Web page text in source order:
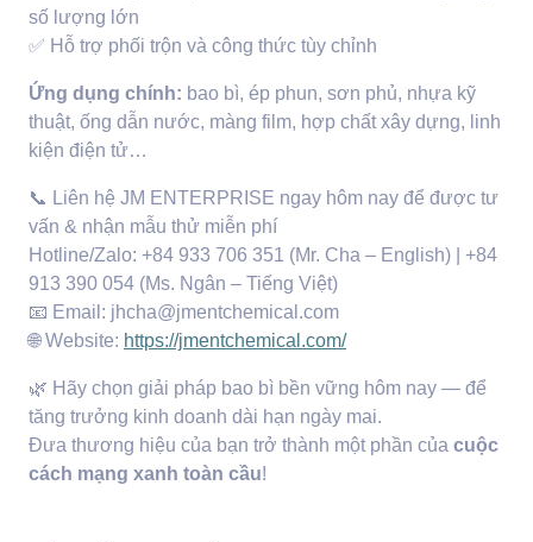
số lượng lớn
✅ Hỗ trợ phối trộn và công thức tùy chỉnh
Ứng dụng chính: bao bì, ép phun, sơn phủ, nhựa kỹ
thuật, ống dẫn nước, màng film, hợp chất xây dựng, linh
kiện điện tử…
📞 Liên hệ JM ENTERPRISE ngay hôm nay để được tư
vấn & nhận mẫu thử miễn phí
Hotline/Zalo: +84 933 706 351 (Mr. Cha – English) | +84
913 390 054 (Ms. Ngân – Tiếng Việt)
📧 Email: jhcha@jmentchemical.com
🌐Website: https://jmentchemical.com/
🌿 Hãy chọn giải pháp bao bì bền vững hôm nay — để
tăng trưởng kinh doanh dài hạn ngày mai.
Đưa thương hiệu của bạn trở thành một phần của cuộc
cách mạng xanh toàn cầu!